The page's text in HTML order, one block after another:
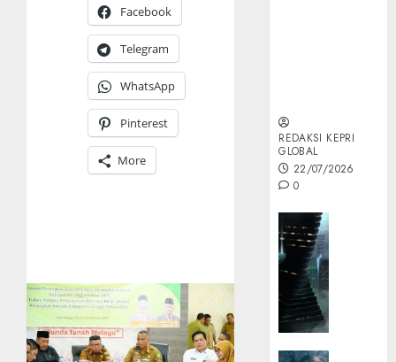
Facebook
Telegram
WhatsApp
Pinterest
More
REDAKSI KEPRI
GLOBAL
22/07/2026
0